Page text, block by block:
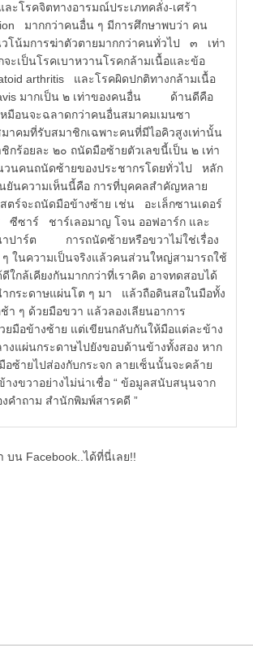
ละโรคจิตทางอารมณ์ประเภทคลั่ง-เศร้า
มากกว่าคนอื่น ๆ มีการศึกษาพบว่า คน
โน้มการฆ่าตัวตายมากกว่าคนทั่วไป ๓ เท่า
ะเป็นโรคเบาหวานโรคกล้ามเนื้อและข้อ
arthritis และโรคผิดปกติทางกล้ามเนื้อ
มากเป็น ๒ เท่าของคนอื่น ด้านดีคือ
มือนจะฉลาดกว่าคนอื่นสมาคมเมนซา
มาคมที่รับสมาชิกเฉพาะคนที่มีไอคิวสูงเท่านั้น
กร้อยละ ๒๐ ถนัดมือซ้ายตัวเลขนี้เป็น ๒ เท่า
วนคนถนัดซ้ายของประชากรโดยทั่วไป หลัก
นความเห็นนี้คือ การที่บุคคลสำคัญหลาย
ตร์จะถนัดมือข้างซ้าย เช่น อะเล็กซานเดอร์
ซีซาร์ ชาร์เลอมาญ โจน ออฟอาร์ก และ
าปาร์ต การถนัดซ้ายหรือขวาไม่ใช่เรื่อง
ในความเป็นจริงแล้วคนส่วนใหญ่สามารถใช้
ใกล้เคียงกันมากกว่าที่เราคิด อาจทดสอบได้
ำกระดาษแผ่นโต ๆ มา แล้วถือดินสอในมือทั้ง
า ๆ ด้วยมือขวา แล้วลองเลียนอาการ
ยมือข้างซ้าย แต่เขียนกลับกันให้มือแต่ละข้าง
างแผ่นกระดาษไปยังขอบด้านข้างทั้งสอง หาก
อซ้ายไปส่องกับกระจก ลายเซ็นนั้นจะคล้าย
างขวาอย่างไม่น่าเชื่อ “ ข้อมูลสนับสนุนจาก
คำถาม สำนักพิมพ์สารคดี ”
บน Facebook..ได้ที่นี่เลย!!